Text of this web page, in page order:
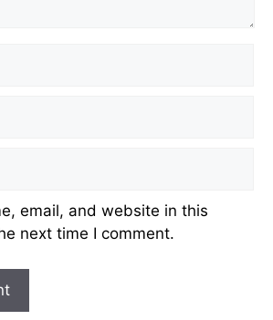
email, and website in this
next time I comment.